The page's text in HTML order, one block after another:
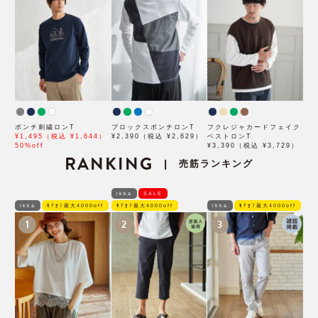
ポンチ刺繍ロンT
¥1,495（税込 ¥1,644）
50%off
ブロックスポンチロンT
¥2,390（税込 ¥2,629）
フクレジャカードフェイク
ベストロンT
¥3,390（税込 ¥3,729）
RANKING | 売筋ランキング
ikka ﾓｱｵﾌ最大4000off
1
ikka SALE
ﾓｱｵﾌ最大4000off
2
ikka ﾓｱｵﾌ最大4000off
3